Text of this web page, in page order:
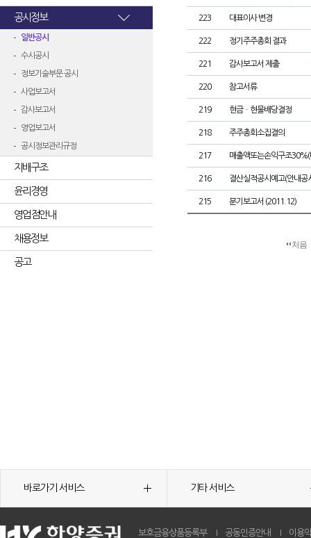
공시정보
일반공시
수시공시
정보기술부문 공시
사업보고서
감사보고서
영업보고서
공시정보관리규정
지배구조
윤리경영
영업점안내
채용정보
공고
223 대표이사 변경
222 정기주주총회 결과
221 감사보고서 제출
220 참고서류
219 현금ㆍ현물배당결정
218 주주총회소집결의
217 매출액또는손익구조
216 결산실적공시예고(안내공
215 분기보고서 (2011.12)
처음
바로가기 서비스 기타 서비스
보호금융상품등록부 공동인증안내 이용